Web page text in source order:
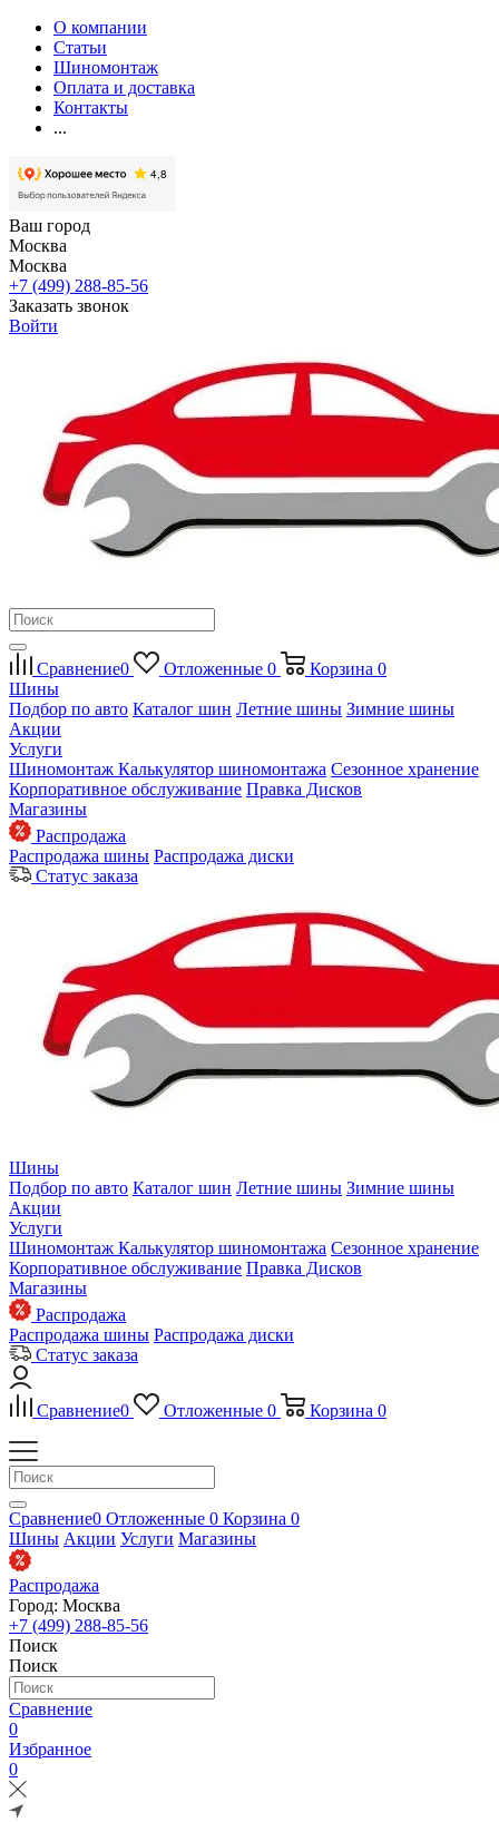
О компании
Статьи
Шиномонтаж
Оплата и доставка
Контакты
...
Ваш город
Москва
Москва
+7 (499) 288-85-56
Заказать звонок
Войти
Сравнение0 Отложенные 0 Корзина 0
Шины
Подбор по авто Каталог шин Летние шины Зимние шины
Акции
Услуги
Шиномонтаж Калькулятор шиномонтажа Сезонное хранение
Корпоративное обслуживание Правка Дисков
Магазины
Распродажа
Распродажа шины Распродажа диски
Статус заказа
Шины
Подбор по авто Каталог шин Летние шины Зимние шины
Акции
Услуги
Шиномонтаж Калькулятор шиномонтажа Сезонное хранение
Корпоративное обслуживание Правка Дисков
Магазины
Распродажа
Распродажа шины Распродажа диски
Статус заказа
Сравнение0 Отложенные 0 Корзина 0
Сравнение0 Отложенные 0 Корзина 0
Шины Акции Услуги Магазины
Распродажа
Город: Москва
+7 (499) 288-85-56
Поиск
Поиск
Сравнение
0
Избранное
0